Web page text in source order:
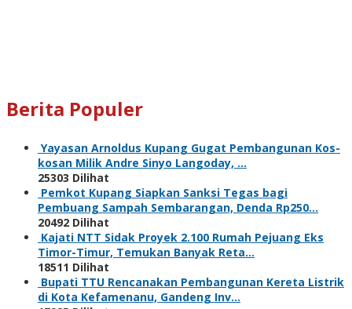
Berita Populer
Yayasan Arnoldus Kupang Gugat Pembangunan Kos-
kosan Milik Andre Sinyo Langoday, …
25303 Dilihat
Pemkot Kupang Siapkan Sanksi Tegas bagi
Pembuang Sampah Sembarangan, Denda Rp250…
20492 Dilihat
Kajati NTT Sidak Proyek 2.100 Rumah Pejuang Eks
Timor-Timur, Temukan Banyak Reta…
18511 Dilihat
Bupati TTU Rencanakan Pembangunan Kereta Listrik
di Kota Kefamenanu, Gandeng Inv…